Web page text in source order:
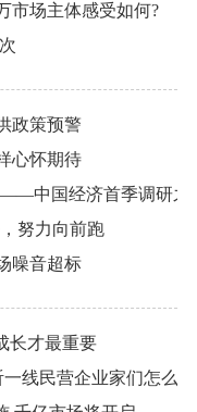
市场主体感受如何?
政策预警
心怀期待
中国经济首季调研之
努力向前跑
噪音超标
长才最重要
线民营企业家们怎么说